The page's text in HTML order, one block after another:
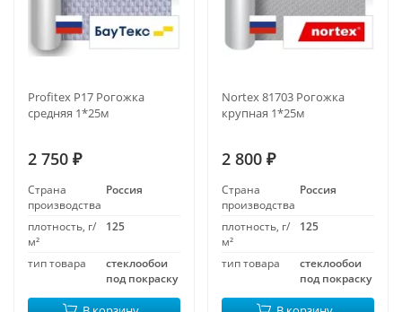
Profitex P17 Рогожка
средняя 1*25м
2 750 ₽
Страна
производства
Россия
плотность, г/
м²
125
тип товара
стеклообои
под покраску
Nortex 81703 Рогожка
крупная 1*25м
2 800 ₽
Страна
производства
Россия
плотность, г/
м²
125
тип товара
стеклообои
под покраску